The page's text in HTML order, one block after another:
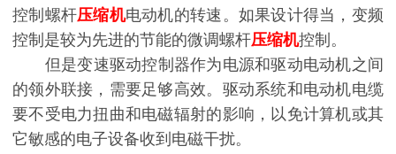
控制螺杆压缩机电动机的转速。如果设计得当，变频
控制是较为先进的节能的微调螺杆压缩机控制。
但是变速驱动控制器作为电源和驱动电动机之间
的领外联接，需要足够高效。驱动系统和电动机电缆
要不受电力扭曲和电磁辐射的影响，以免计算机或其
它敏感的电子设备收到电磁干扰。